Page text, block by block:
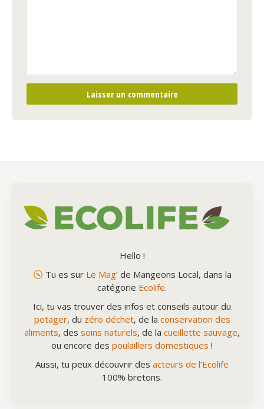
Hello !
Tu es sur Le Mag’de Mangeons Local, dans la
catégorie Ecolife.
Ici, tu vas trouver des infos et conseils autour du
potager, du zéro déchet, de la conservation des
aliments, des soins naturels, de la cueillette sauvage,
ou encore des poulaillers domestiques !
Aussi, tu peux découvrir des acteurs de l’Ecolife
100% bretons.